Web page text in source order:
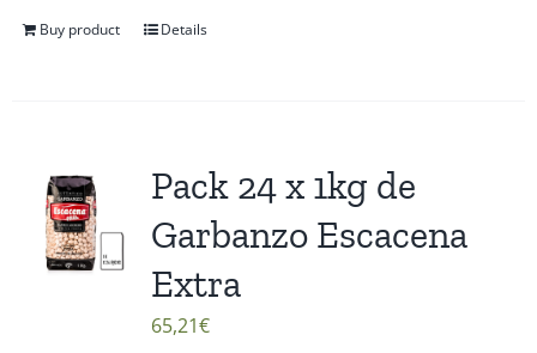
Buy product Details
Pack 24 x 1kg de
Garbanzo Escacena
Extra
65,21€